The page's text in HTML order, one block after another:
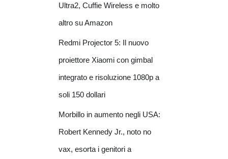
Ultra2, Cuffie Wireless e molto
altro su Amazon
Redmi Projector 5: Il nuovo
proiettore Xiaomi con gimbal
integrato e risoluzione 1080p a
soli 150 dollari
Morbillo in aumento negli USA:
Robert Kennedy Jr., noto no
vax, esorta i genitori a